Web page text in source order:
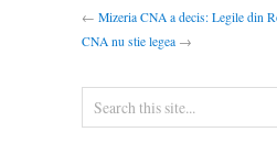
← Mizeria CNA a decis: Legile din
CNA nu stie legea →